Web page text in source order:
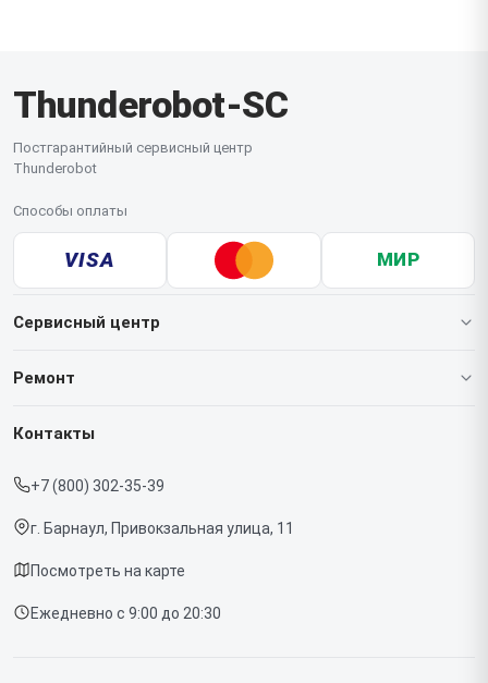
Thunderobot-SC
Постгарантийный сервисный центр
Thunderobot
Способы оплаты
VISA МИР
Сервисный центр
О нашем сервисе
Срочный ремонт
Доставка и способы оплаты
Диагностика
Контакты
Ремонт
Ноутбуков
Контакты
+7 (800) 302-35-39
г. Барнаул, Привокзальная улица, 11
Посмотреть на карте
Ежедневно с 9:00 до 20:30